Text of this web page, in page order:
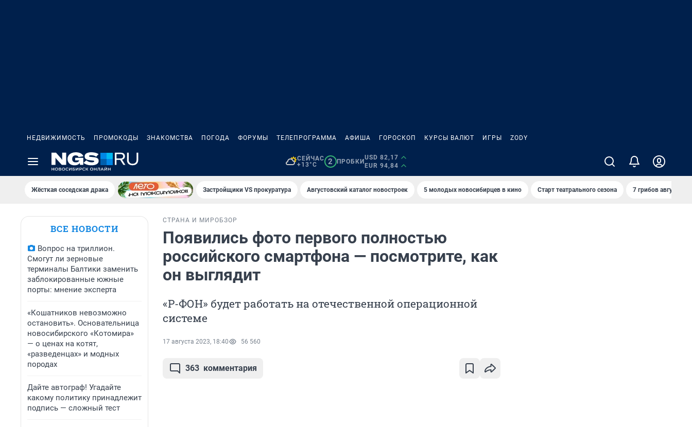
НЕДВИЖИМОСТЬ ПРОМОКОДЫ ЗНАКОМСТВА ПОГОДА ФОРУМЫ ТЕЛЕПРОГРАММА АФИША ГОРОСКОП КУРСЫ ВАЛЮТ ИГРЫ ZODY
СЕЙЧАС
+13°C
2 ПРОБКИ
USD 82,17
EUR 94,84
Жёсткая соседская драка Застройщики VS прокуратура Августовский каталог новостроек 5 молодых новосибирцев в кино Старт театрального сезона 7 грибов августа
ВСЕ НОВОСТИ
Вопрос на триллион.
Смогут ли зерновые
терминалы Балтики заменить
заблокированные южные
порты: мнение эксперта
«Кошатников невозможно
остановить». Основательница
новосибирского «Котомира»
— о ценах на котят,
«разведенцах» и модных
породах
Дайте автограф! Угадайте
какому политику принадлежит
подпись — сложный тест
СТРАНА И МИРОБЗОР
Появились фото первого полностью
российского смартфона — посмотрите, как
он выглядит
«Р-ФОН» будет работать на отечественной операционной
системе
17 августа 2023, 18:40 56 560
363 комментария